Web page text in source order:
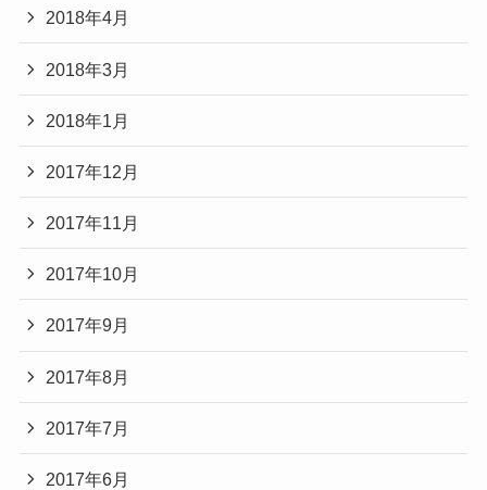
2018年4月
2018年3月
2018年1月
2017年12月
2017年11月
2017年10月
2017年9月
2017年8月
2017年7月
2017年6月